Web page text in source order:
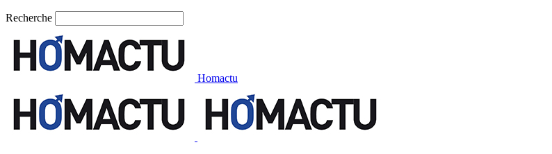
Recherche
Homactu